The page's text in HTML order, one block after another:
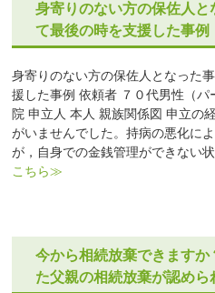
身寄りのない方の保佐人と
て最後の時を支援した事例
身寄りのない方の保佐人となった
援した事例 依頼者 ７０代男性（
院 申立人 本人 親族関係図 申立の
がいませんでした。持病の悪化に
が，自身での金銭管理ができない
こちら≫
今から相続放棄できますか
た父親の相続放棄が認めら